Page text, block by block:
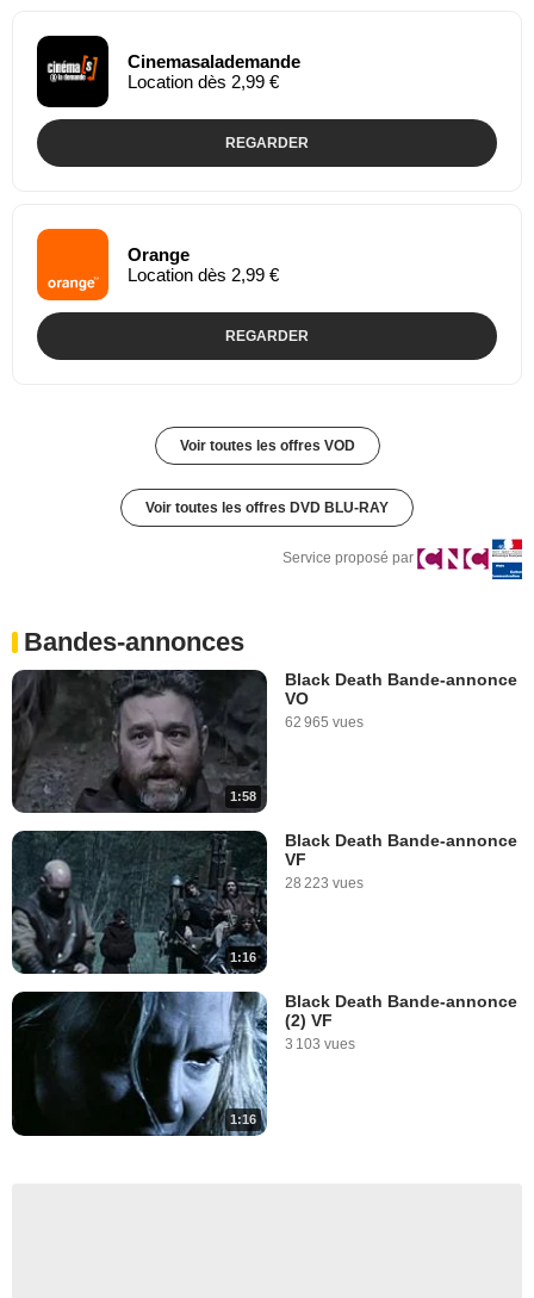
Cinemasalademande
Location dès 2,99 €
REGARDER
Orange
Location dès 2,99 €
REGARDER
Voir toutes les offres VOD
Voir toutes les offres DVD BLU-RAY
Service proposé par
Bandes-annonces
1:58
Black Death Bande-annonce
VO
62 965 vues
1:16
Black Death Bande-annonce
VF
28 223 vues
1:16
Black Death Bande-annonce
(2) VF
3 103 vues